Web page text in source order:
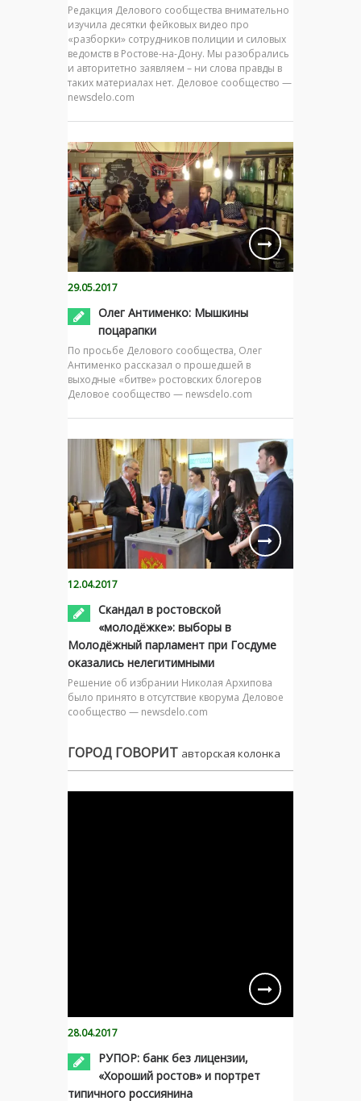
Редакция Делового сообщества внимательно
изучила десятки фейковых видео про
«разборки» сотрудников полиции и силовых
ведомств в Ростове-на-Дону. Мы разобрались
и авторитетно заявляем – ни слова правды в
таких материалах нет. Деловое сообщество —
newsdelo.com
29.05.2017
Олег Антименко: Мышкины
поцарапки
По просьбе Делового сообщества, Олег
Антименко рассказал о прошедшей в
выходные «битве» ростовских блогеров
Деловое сообщество — newsdelo.com
12.04.2017
Скандал в ростовской
«молодёжке»: выборы в
Молодёжный парламент при Госдуме
оказались нелегитимными
Решение об избрании Николая Архипова
было принято в отсутствие кворума Деловое
сообщество — newsdelo.com
ГОРОД ГОВОРИТ авторская колонка
28.04.2017
РУПОР: банк без лицензии,
«Хороший ростов» и портрет
типичного россиянина